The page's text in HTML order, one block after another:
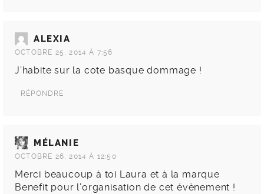
ALEXIA
OCTOBRE 25, 2014 À 7:56
J’habite sur la cote basque dommage !
RÉPONDRE
MÉLANIE
OCTOBRE 26, 2014 À 12:50
Merci beaucoup à toi Laura et à la marque
Benefit pour l’organisation de cet évènement !